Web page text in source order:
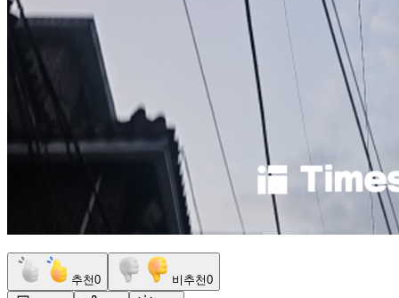
추천0 비추천0